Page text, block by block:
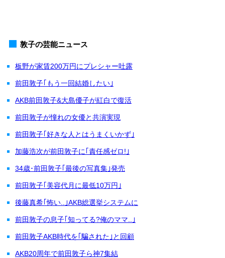
敦子の芸能ニュース
板野が家賃200万円にプレシャー吐露
前田敦子｢もう一回結婚したい｣
AKB前田敦子&大島優子が紅白で復活
前田敦子が憧れの女優と共演実現
前田敦子｢好きな人とはうまくいかず｣
加藤浩次が前田敦子に｢責任感ゼロ!｣
34歳･前田敦子｢最後の写真集｣発売
前田敦子｢美容代月に最低10万円｣
後藤真希｢怖い..｣AKB総選挙システムに
前田敦子の息子｢知ってる?俺のママ..｣
前田敦子AKB時代を｢騙された｣と回顧
AKB20周年で前田敦子ら神7集結